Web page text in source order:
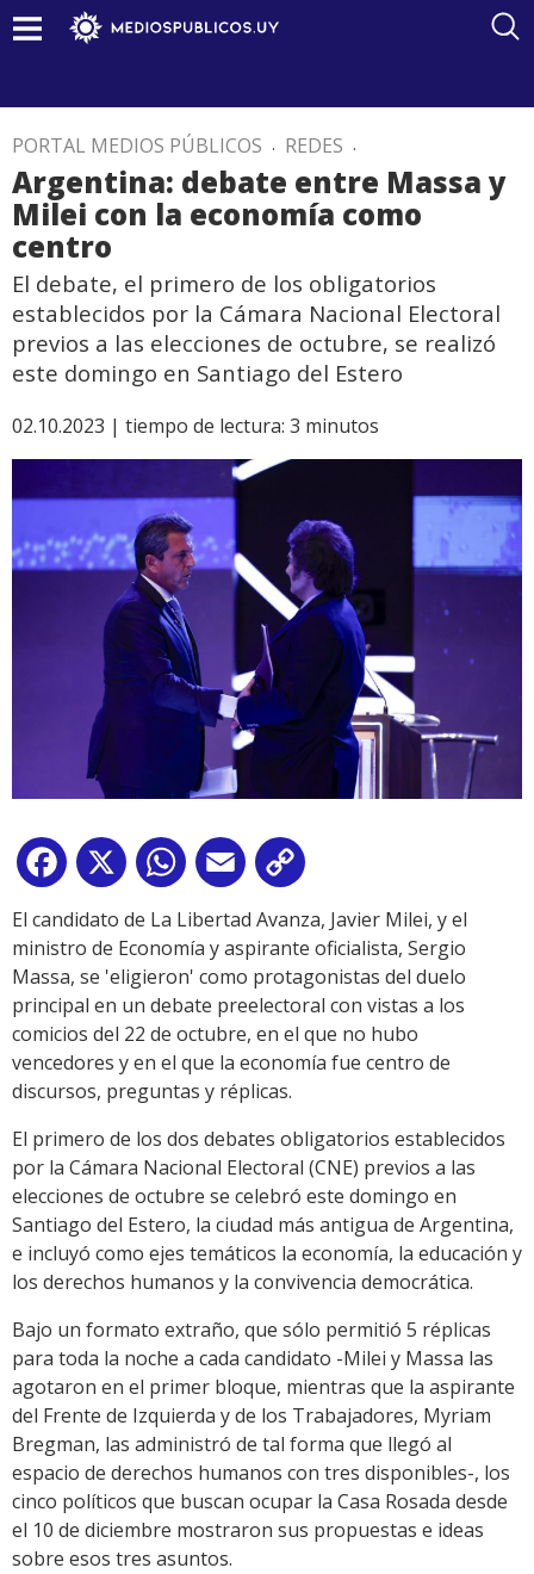
PORTAL MEDIOS PÚBLICOS . REDES .
Argentina: debate entre Massa y
Milei con la economía como
centro
El debate, el primero de los obligatorios
establecidos por la Cámara Nacional Electoral
previos a las elecciones de octubre, se realizó
este domingo en Santiago del Estero
02.10.2023 | tiempo de lectura: 3 minutos
Facebook
X WhatsApp
Email
Link
El candidato de La Libertad Avanza, Javier Milei, y el
ministro de Economía y aspirante oficialista, Sergio
Massa, se 'eligieron' como protagonistas del duelo
principal en un debate preelectoral con vistas a los
comicios del 22 de octubre, en el que no hubo
vencedores y en el que la economía fue centro de
discursos, preguntas y réplicas.
El primero de los dos debates obligatorios establecidos
por la Cámara Nacional Electoral (CNE) previos a las
elecciones de octubre se celebró este domingo en
Santiago del Estero, la ciudad más antigua de Argentina,
e incluyó como ejes temáticos la economía, la educación y
los derechos humanos y la convivencia democrática.
Bajo un formato extraño, que sólo permitió 5 réplicas
para toda la noche a cada candidato -Milei y Massa las
agotaron en el primer bloque, mientras que la aspirante
del Frente de Izquierda y de los Trabajadores, Myriam
Bregman, las administró de tal forma que llegó al
espacio de derechos humanos con tres disponibles-, los
cinco políticos que buscan ocupar la Casa Rosada desde
el 10 de diciembre mostraron sus propuestas e ideas
sobre esos tres asuntos.